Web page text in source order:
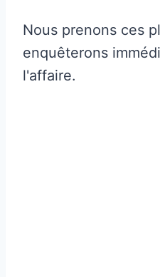
Nous prenons ces
enquêterons
l'affaire.